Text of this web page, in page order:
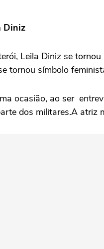
Diniz
Leila Diniz se
tornou símbolo
ocasião, ao ser
dos militares.A atriz